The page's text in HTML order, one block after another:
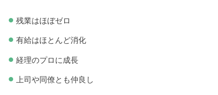
残業はほぼゼロ
有給はほとんど消化
経理のプロに成長
上司や同僚とも仲良し